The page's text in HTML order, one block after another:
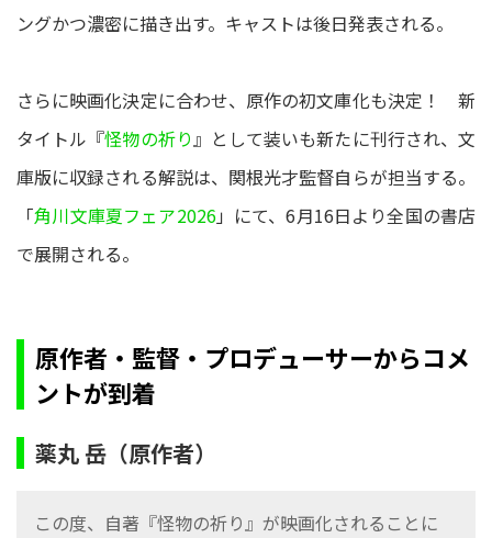
ングかつ濃密に描き出す。キャストは後日発表される。
さらに映画化決定に合わせ、原作の初文庫化も決定！ 新
タイトル『怪物の祈り』として装いも新たに刊行され、文
庫版に収録される解説は、関根光才監督自らが担当する。
「角川文庫夏フェア2026」にて、6月16日より全国の書店
で展開される。
原作者・監督・プロデューサーからコメ
ントが到着
薬丸 岳（原作者）
この度、自著『怪物の祈り』が映画化されることに